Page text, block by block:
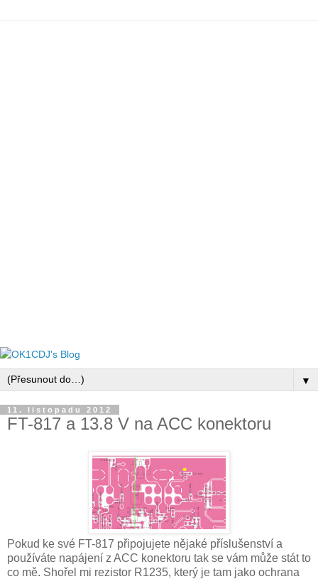
▼
11. listopadu 2012
FT-817 a 13.8 V na ACC konektoru
Pokud ke své FT-817 připojujete nějaké příslušenství a
používáte napájení z ACC konektoru tak se vám může stát to
co mě. Shořel mi rezistor R1235, který je tam jako ochrana